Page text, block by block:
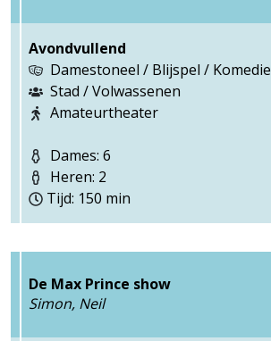
Avondvullend
Damestoneel / Blijspel / Komedie
Stad / Volwassenen
Amateurtheater
Dames: 6
Heren: 2
Tijd: 150 min
De Max Prince show
Simon, Neil